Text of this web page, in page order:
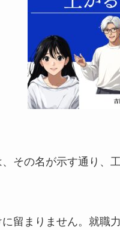
その名が示す通り、
留まりません。就職